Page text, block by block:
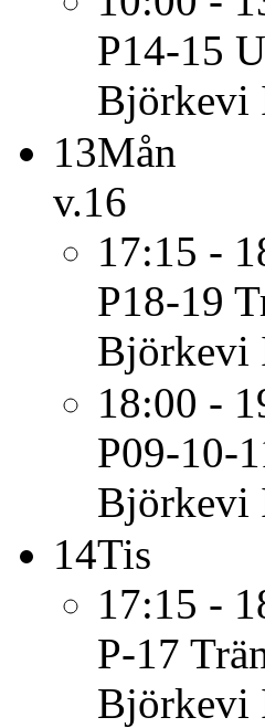
P14-15
Björkevi
13Mån
v.16
17:15 -
P18-19
Björkevi
18:00 -
P09-10-
Björkevi
14Tis
17:15 -
P-17
Björkevi